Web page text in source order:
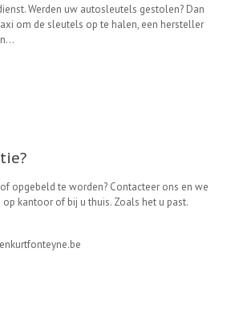
Werden uw autosleutels gestolen? Dan
om de sleutels op te halen, een hersteller
opgebeld te worden? Contacteer ons en we
kantoor of bij u thuis. Zoals het u past.